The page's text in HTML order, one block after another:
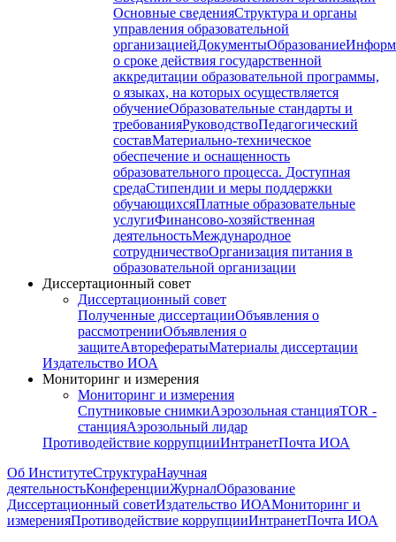
Основные сведенияСтруктура и органы
управления образовательной
организациейДокументыОбразование
о сроке действия государственной
аккредитации образовательной программы,
о языках, на которых осуществляется
обучениеОбразовательные стандарты и
требованияРуководствоПедагогический
составМатериально-техническое
обеспечение и оснащенность
образовательного процесса. Доступная
средаСтипендии и меры поддержки
обучающихсяПлатные образовательные
услугиФинансово-хозяйственная
деятельностьМеждународное
сотрудничествоОрганизация питания в
образовательной организации
Диссертационный совет
Диссертационный совет
Полученные диссертацииОбъявления о
рассмотренииОбъявления о
защитеАвторефератыМатериалы диссертации
Издательство ИОА
Мониторинг и измерения
Мониторинг и измерения
Спутниковые снимкиАэрозольная станцияTOR -
станцияАэрозольный лидар
Противодействие коррупцииИнтранетПочта ИОА
Об ИнститутеСтруктураНаучная
деятельностьКонференцииЖурналОбразование
Диссертационный советИздательство ИОАМониторинг и
измеренияПротиводействие коррупцииИнтранетПочта ИОА